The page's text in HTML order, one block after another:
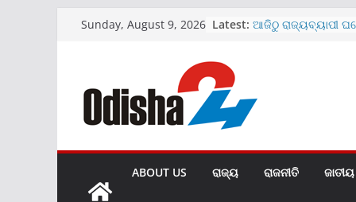
Sunday, August 9, 2026 Latest: ଆଜିଠୁ ରାଜ୍ୟବ୍ୟାପୀ
ଜାରି
ABOUT US ରାଜ୍ୟ ରାଜନୀତି ଜାତୀୟ